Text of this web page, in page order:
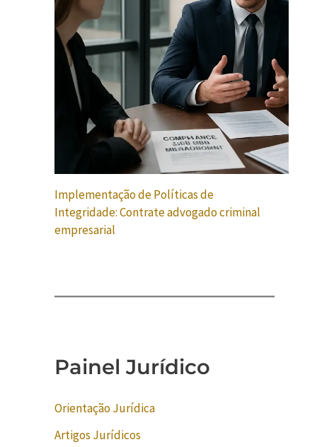
Implementação de Políticas de
Integridade: Contrate advogado criminal
empresarial
Painel Jurídico
Orientação Jurídica
Artigos Jurídicos